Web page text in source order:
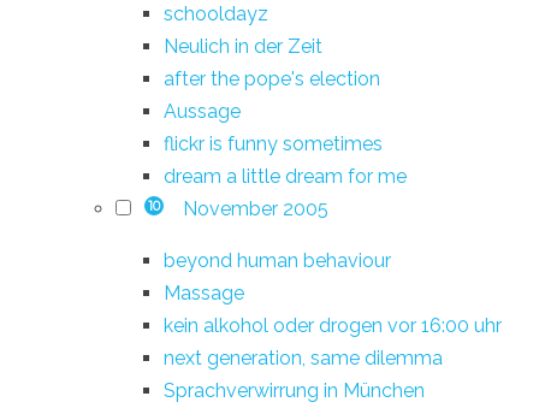
schooldayz
Neulich in der Zeit
after the pope's election
Aussage
flickr is funny sometimes
dream a little dream for me
10 November 2005
beyond human behaviour
Massage
kein alkohol oder drogen vor 16:00 uhr
next generation, same dilemma
Sprachverwirrung in München